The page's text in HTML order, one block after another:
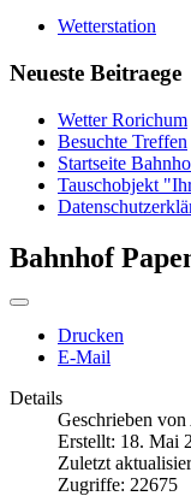
Wetterstation
Neueste Beitraege
Wetter Rorichum
Besuchte Treffen
Startseite
Tauschobjekt
Bahnhof
Drucken
E-Mail
Details
Geschrieben von
Erstellt: 18. Mai
Zuletzt
Zugriffe: 22675